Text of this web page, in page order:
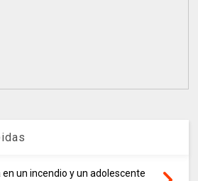
un incendio y un adolescente